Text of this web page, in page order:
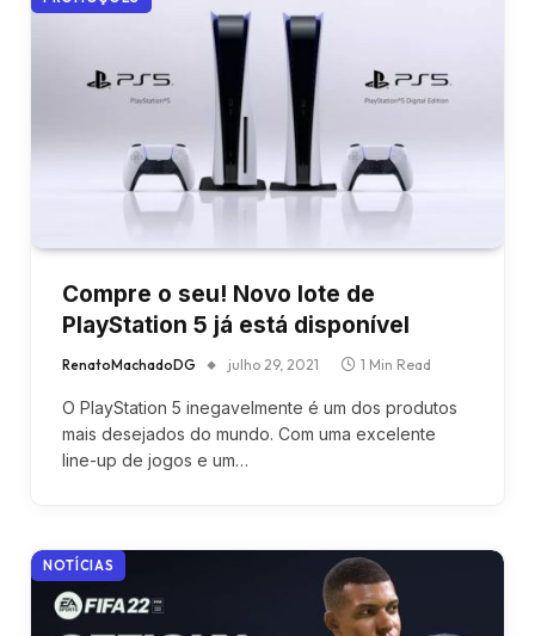
Compre o seu! Novo lote de
PlayStation 5 já está disponível
RenatoMachadoDG julho 29, 2021 1 Min Read
O PlayStation 5 inegavelmente é um dos produtos
mais desejados do mundo. Com uma excelente
line-up de jogos e um…
NOTÍCIAS